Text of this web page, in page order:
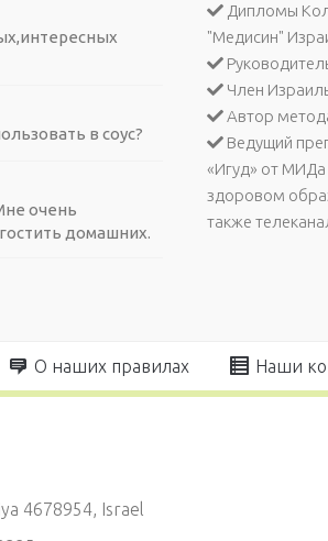
в соус?
очень
домашних.
Дипломы
"Медисин"
Член
Автор
Ведущий
«Игуд» от
здоровом
также
О наших правилах Наши
4678954, Israel